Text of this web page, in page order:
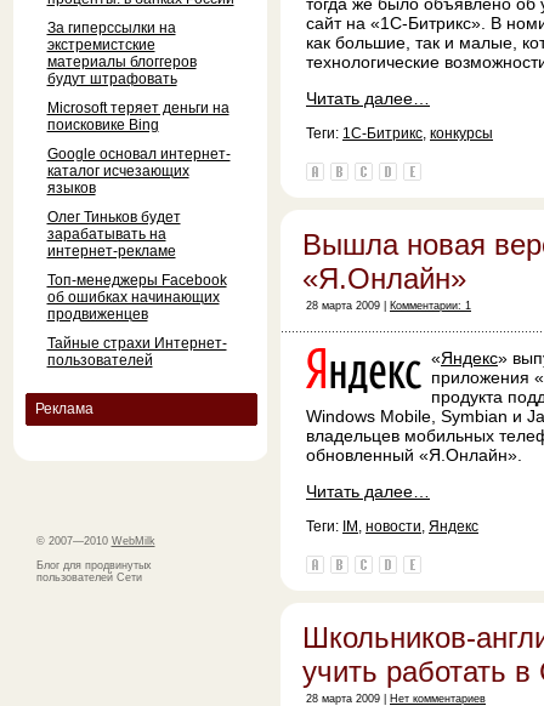
За гиперссылки на
экстремистские
материалы блоггеров
будут штрафовать
Microsoft теряет деньги на
поисковике Bing
Google основал интернет-
каталог исчезающих
языков
Олег Тиньков будет
зарабатывать на
интернет-рекламе
Топ-менеджеры Facebook
об ошибках начинающих
продвиженцев
Тайные страхи Интернет-
пользователей
Реклама
© 2007—2010 WebMilk
Блог для продвинутых
пользователей Сети
сайт на «1С-Битрикс». В
как большие, так и малые,
технологические
Читать далее…
Теги: 1С-Битрикс, конкурсы
Вышла новая
«Я.Онлайн»
28 марта 2009 | Комментарии: 1
«Яндекс»
приложения
продукта
Windows Mobile, Symbian и
владельцев мобильных
обновленный «Я.Онлайн».
Читать далее…
Теги: IM , новости, Яндекс
Школьников-
учить работать в
28 марта 2009 | Нет комментариев